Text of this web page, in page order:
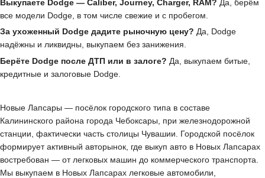
Выкупаете Dodge — Caliber, Journey, Charger, RAM? Да, берём
все модели Dodge, в том числе свежие и с пробегом.
За ухоженный Dodge дадите рыночную цену? Да, Dodge
надёжны и ликвидны, выкупаем без занижения.
Берёте Dodge после ДТП или в залоге? Да, выкупаем битые,
кредитные и залоговые Dodge.
Новые Лапсары — посёлок городского типа в составе
Калининского района города Чебоксары, при железнодорожной
станции, фактически часть столицы Чувашии. Городской посёлок
формирует активный авторынок, где выкуп авто в Новых Лапсарах
востребован — от легковых машин до коммерческого транспорта.
Мы выкупаем в Новых Лапсарах легковые автомобили,